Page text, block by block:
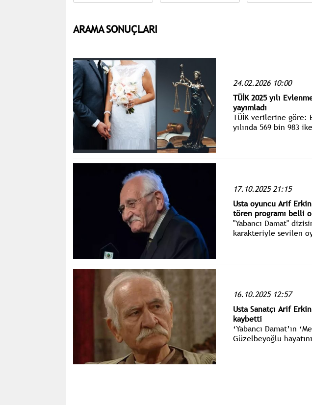
ARAMA SONUÇLARI
24.02.2026 10:00
TÜİK 2025 yılı
yayımladı
TÜİK verilerine göre:
yılında 569 bin 983
17.10.2025 21:15
Usta oyuncu Arif
tören programı belli
"Yabancı Damat"
karakteriyle sevilen
16.10.2025 12:57
Usta Sanatçı Arif
kaybetti
‘Yabancı Damat’ın
Güzelbeyoğlu